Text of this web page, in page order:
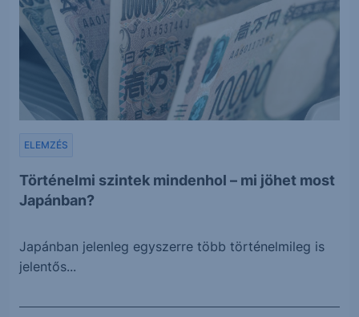
Történelmi szintek mindenhol – mi jöhet most
Japánban?
ELEMZÉS
Japánban jelenleg egyszerre több történelmileg is
jelentős...